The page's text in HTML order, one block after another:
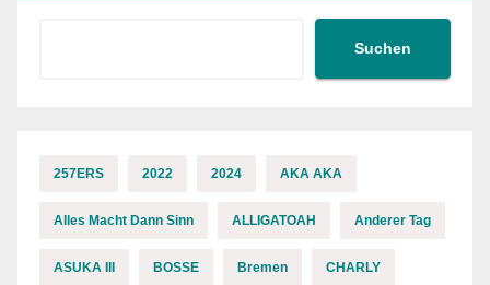
Suchen
257ERS 2022 2024 AKA AKA
Alles Macht Dann Sinn ALLIGATOAH Anderer Tag
ASUKA III BOSSE Bremen CHARLY